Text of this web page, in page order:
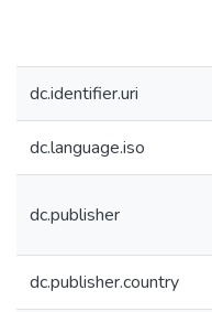
dc.identifier.uri
dc.language.iso
dc.publisher
dc.publisher.country